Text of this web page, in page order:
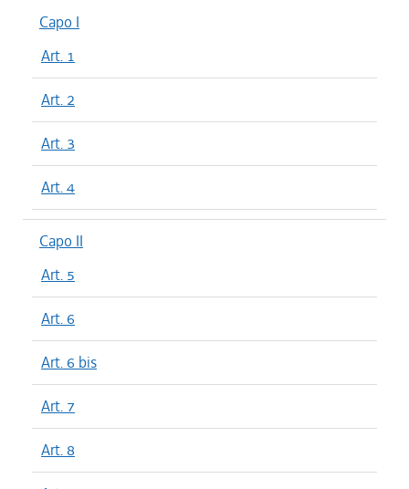
Capo I
Art. 1
Art. 2
Art. 3
Art. 4
Capo II
Art. 5
Art. 6
Art. 6 bis
Art. 7
Art. 8